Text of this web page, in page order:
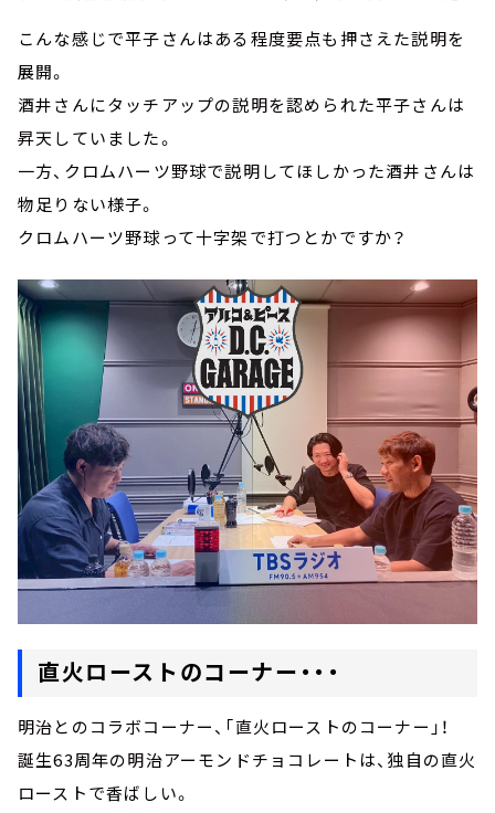
こんな感じで平子さんはある程度要点も押さえた説明を
展開。
酒井さんにタッチアップの説明を認められた平子さんは
昇天していました。
一方、クロムハーツ野球で説明してほしかった酒井さんは
物足りない様子。
クロムハーツ野球って十字架で打つとかですか？
直火ローストのコーナー・・・
明治とのコラボコーナー、「直火ローストのコーナー」！
誕生63周年の明治アーモンドチョコレートは、独自の直火
ローストで香ばしい。